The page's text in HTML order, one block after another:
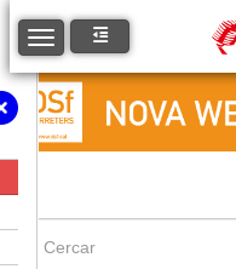
Toggle navigation